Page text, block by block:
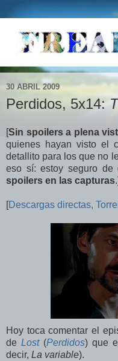
30 ABRIL 2009
Perdidos, 5x14:
[Sin spoilers a plena
quienes hayan visto el
detallito para los que no
eso sí: estoy seguro
spoilers en las capturas.]
[Descargas directas,
Hoy toca comentar el
de Lost(Perdidos) que
decir, La variable).